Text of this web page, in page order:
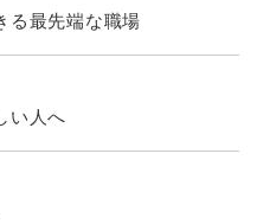
る最先端な職場
い人へ